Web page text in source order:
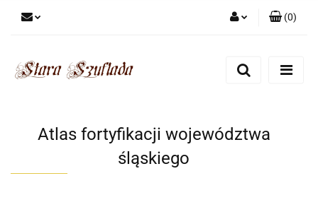
Zarejestruj się
(0)
Atlas fortyfikacji województwa
śląskiego